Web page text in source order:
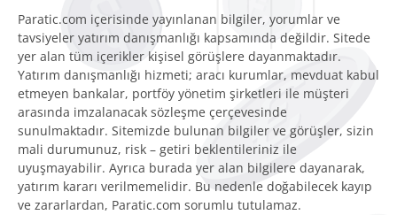
Paratic.com içerisinde yayınlanan bilgiler, yorumlar ve
tavsiyeler yatırım danışmanlığı kapsamında değildir. Sitede
yer alan tüm içerikler kişisel görüşlere dayanmaktadır.
Yatırım danışmanlığı hizmeti; aracı kurumlar, mevduat kabul
etmeyen bankalar, portföy yönetim şirketleri ile müşteri
arasında imzalanacak sözleşme çerçevesinde
sunulmaktadır. Sitemizde bulunan bilgiler ve görüşler, sizin
mali durumunuz, risk – getiri beklentileriniz ile
uyuşmayabilir. Ayrıca burada yer alan bilgilere dayanarak,
yatırım kararı verilmemelidir. Bu nedenle doğabilecek kayıp
ve zararlardan, Paratic.com sorumlu tutulamaz.